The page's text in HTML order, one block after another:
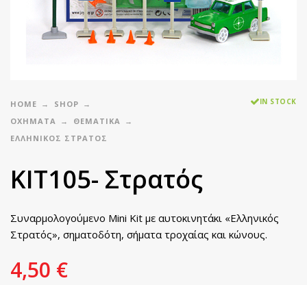
HOME
SHOP
ΟΧΗΜΑΤΑ
ΘΕΜΑΤΙΚΑ
ΕΛΛΗΝΙΚΌΣ ΣΤΡΑΤΌΣ
IN STOCK
KIT105- Στρατός
Συναρμολογούμενο Mini Kit με αυτοκινητάκι «Ελληνικός
Στρατός», σηματοδότη, σήματα τροχαίας και κώνους.
4,50 €